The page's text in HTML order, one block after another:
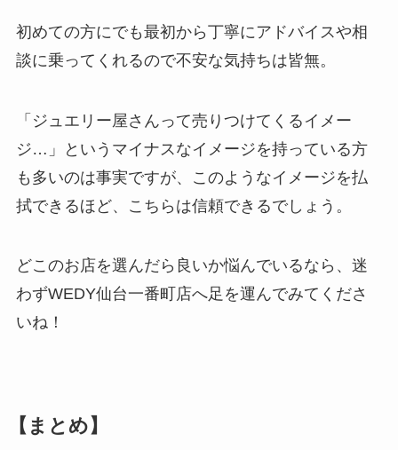
初めての方にでも最初から丁寧にアドバイスや相
談に乗ってくれるので不安な気持ちは皆無。
「ジュエリー屋さんって売りつけてくるイメー
ジ…」というマイナスなイメージを持っている方
も多いのは事実ですが、このようなイメージを払
拭できるほど、こちらは信頼できるでしょう。
どこのお店を選んだら良いか悩んでいるなら、迷
わずWEDY仙台一番町店へ足を運んでみてくださ
いね！
【まとめ】